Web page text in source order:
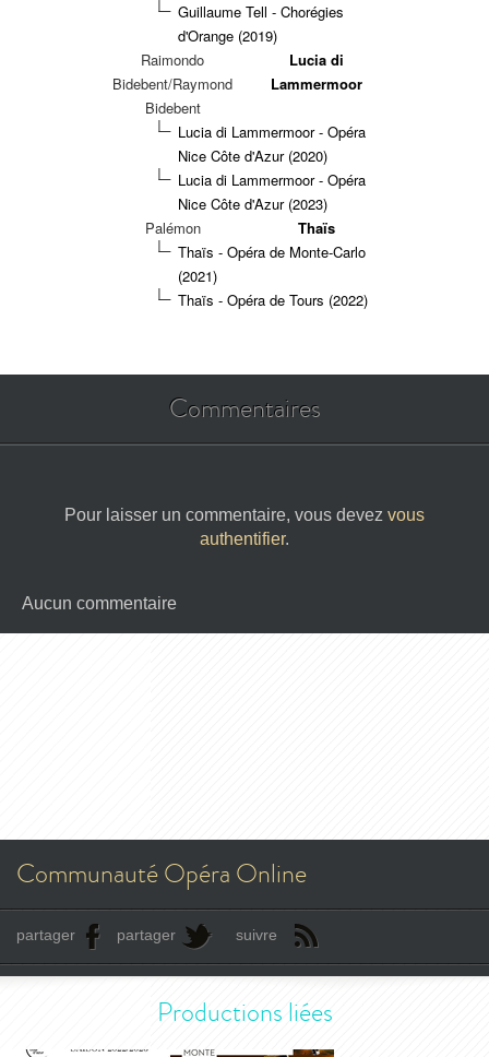
Guillaume Tell - Chorégies
d'Orange (2019)
Raimondo
Bidebent/Raymond
Bidebent
Lucia di
Lammermoor
Lucia di Lammermoor - Opéra
Nice Côte d'Azur (2020)
Lucia di Lammermoor - Opéra
Nice Côte d'Azur (2023)
Palémon
Thaïs
Thaïs - Opéra de Monte-Carlo
(2021)
Thaïs - Opéra de Tours (2022)
Commentaires
Pour laisser un commentaire, vous devez vous
authentifier.
Aucun commentaire
Communauté Opéra Online
partager partager suivre
Productions liées